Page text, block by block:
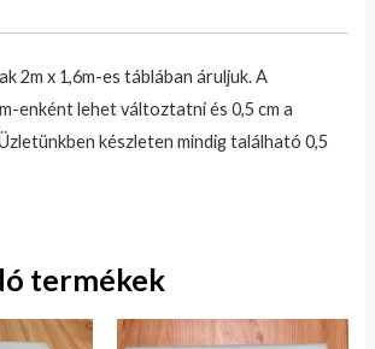
2m x 1,6m-es táblában áruljuk. A
enként lehet változtatni és 0,5 cm a
készleten mindig található 0,5
termékek